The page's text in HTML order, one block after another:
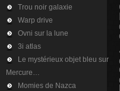
Trou noir galaxie
Warp drive
Ovni sur la lune
3i atlas
Le mystérieux objet bleu sur
Mercure…
Momies de Nazca